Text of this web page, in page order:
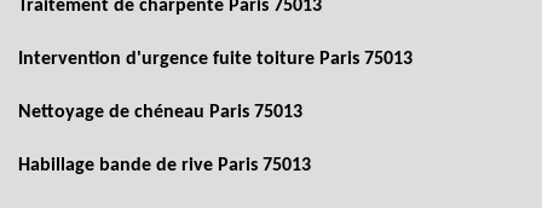
Traitement de charpente Paris 75013
Intervention d'urgence fuite toiture Paris 75013
Nettoyage de chéneau Paris 75013
Habillage bande de rive Paris 75013